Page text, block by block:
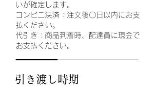
いが確定します。
コンビニ決済：注文後〇日以内にお支
払ください。
代引き：商品到着時、配達員に現金で
お支払ください。
引き渡し時期